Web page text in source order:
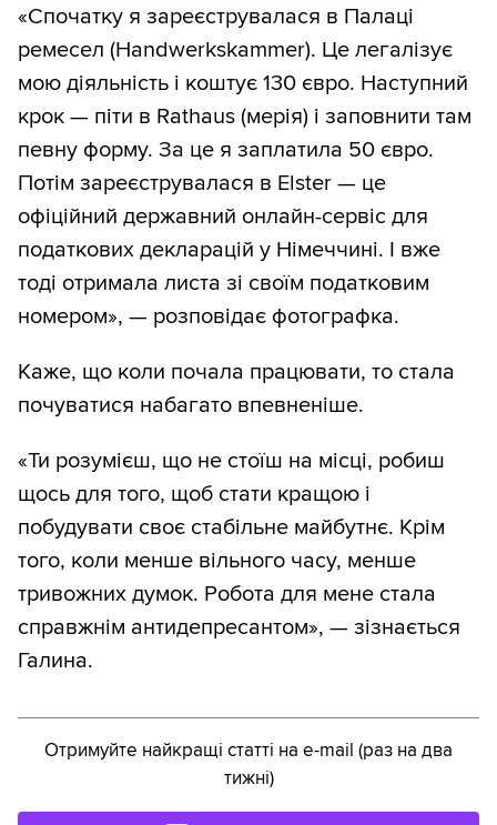
«Спочатку я зареєструвалася в Палаці
ремесел (Handwerkskammer). Це легалізує
мою діяльність і коштує 130 євро. Наступний
крок — піти в Rathaus (мерія) і заповнити там
певну форму. За це я заплатила 50 євро.
Потім зареєструвалася в Elster — це
офіційний державний онлайн-сервіс для
податкових декларацій у Німеччині. І вже
тоді отримала листа зі своїм податковим
номером», — розповідає фотографка.
Каже, що коли почала працювати, то стала
почуватися набагато впевненіше.
«Ти розумієш, що не стоїш на місці, робиш
щось для того, щоб стати кращою і
побудувати своє стабільне майбутнє. Крім
того, коли менше вільного часу, менше
тривожних думок. Робота для мене стала
справжнім антидепресантом», — зізнається
Галина.
Отримуйте найкращі статті на e-mail (раз на два
тижні)